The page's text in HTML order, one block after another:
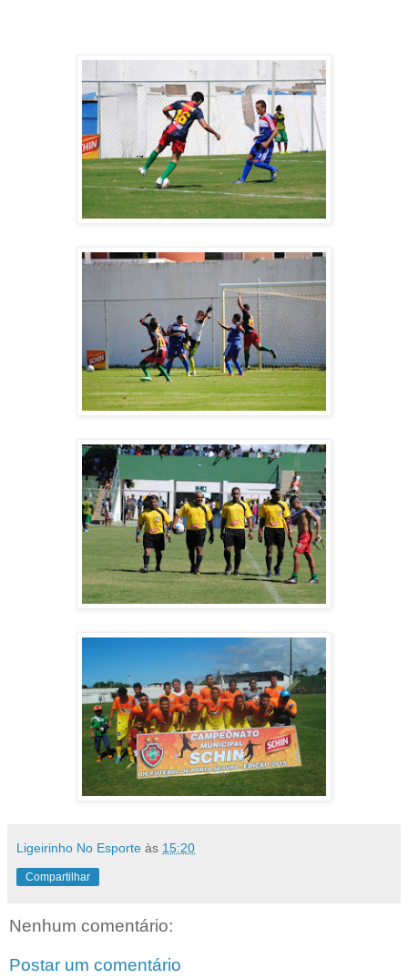
Ligeirinho No Esporte às 15:20
Compartilhar
Nenhum comentário:
Postar um comentário